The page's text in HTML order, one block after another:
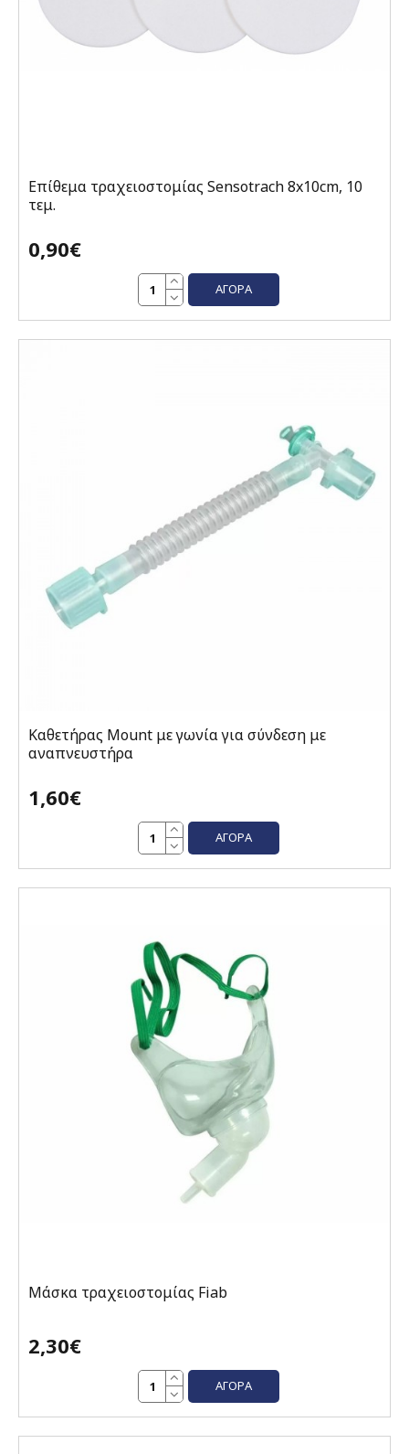
Επίθεμα τραχειοστομίας Sensotrach 8x10cm, 10
τεμ.
0,90€
ΑΓΟΡΆ
Καθετήρας Mount με γωνία για σύνδεση με
αναπνευστήρα
1,60€
ΑΓΟΡΆ
Μάσκα τραχειοστομίας Fiab
2,30€
ΑΓΟΡΆ